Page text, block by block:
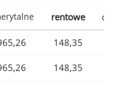
rentowe
148,35
148,35